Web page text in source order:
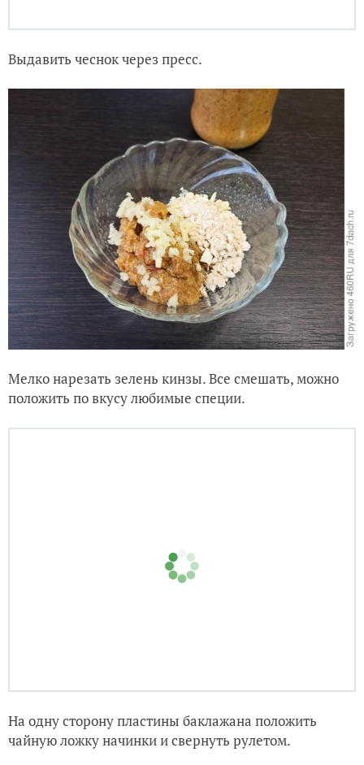
Выдавить чеснок через пресс.
Мелко нарезать зелень кинзы. Все смешать, можно
положить по вкусу любимые специи.
На одну сторону пластины баклажана положить
чайную ложку начинки и свернуть рулетом.